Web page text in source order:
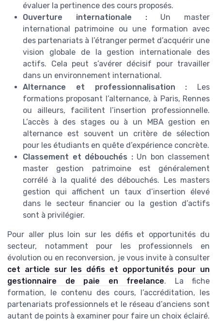
évaluer la pertinence des cours proposés.
Ouverture internationale :Un master
international patrimoine ou une formation avec
des partenariats à l’étranger permet d’acquérir une
vision globale de la gestion internationale des
actifs. Cela peut s’avérer décisif pour travailler
dans un environnement international.
Alternance et professionnalisation : Les
formations proposant l’alternance, à Paris, Rennes
ou ailleurs, facilitent l’insertion professionnelle.
L’accès à des stages ou à un MBA gestion en
alternance est souvent un critère de sélection
pour les étudiants en quête d’expérience concrète.
Classement et débouchés :Un bon classement
master gestion patrimoine est généralement
corrélé à la qualité des débouchés. Les masters
gestion qui affichent un taux d’insertion élevé
dans le secteur financier ou la gestion d’actifs
sont à privilégier.
Pour aller plus loin sur les défis et opportunités du
secteur, notamment pour les professionnels en
évolution ou en reconversion, je vous invite à consulter
cet article sur les défis et opportunités pour un
gestionnaire de paie en freelance. La fiche
formation, le contenu des cours, l’accréditation, les
partenariats professionnels et le réseau d’anciens sont
autant de points à examiner pour faire un choix éclairé.